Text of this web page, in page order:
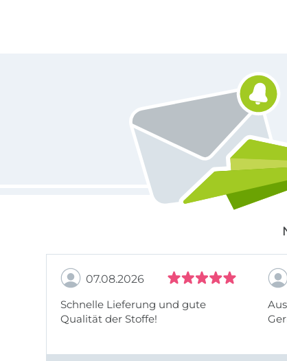
07.08.2026
Schnelle Lieferung und gute
Qualität der Stoffe!